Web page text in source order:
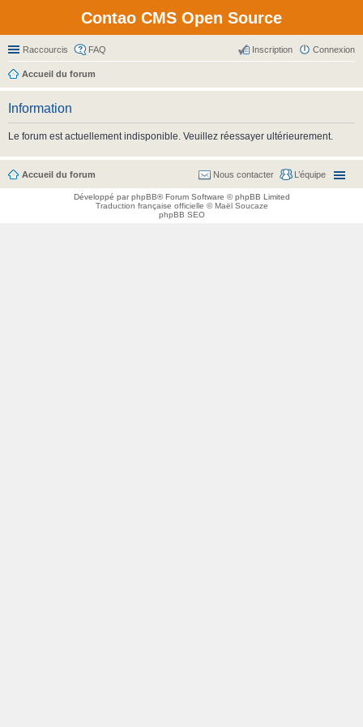
Contao CMS Open Source
Raccourcis FAQ Connexion
Inscription
Accueil du forum
Information
Le forum est actuellement indisponible. Veuillez réessayer ultérieurement.
Accueil du forum L’équipe
Nous contacter
Développé parphpBB® Forum Software © phpBB Limited
Traduction française officielle ©Maël Soucaze
phpBB SEO